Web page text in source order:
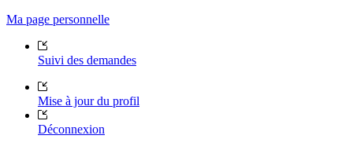
Ma page personnelle
Suivi des demandes
Mise à jour du profil
Déconnexion